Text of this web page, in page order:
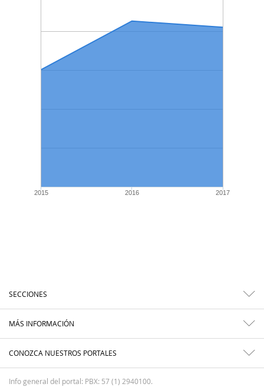
2015 2016 2017
SECCIONES
MÁS INFORMACIÓN
CONOZCA NUESTROS PORTALES
Info general del portal: PBX: 57 (1) 2940100.